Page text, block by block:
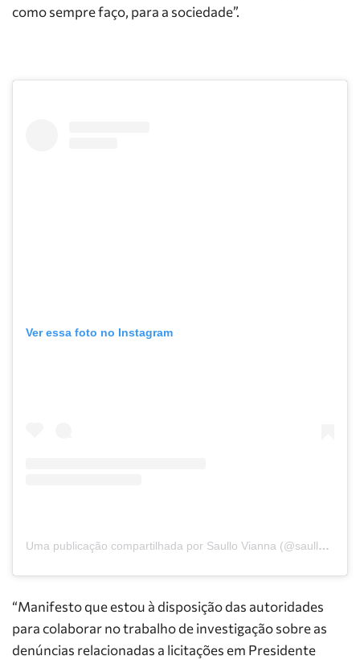
como sempre faço, para a sociedade”. ⠀
Ver essa foto no Instagram
Uma publicação compartilhada por Saullo Vianna (@saullovianna)
“Manifesto que estou à disposição das autoridades
para colaborar no trabalho de investigação sobre as
denúncias relacionadas a licitações em Presidente